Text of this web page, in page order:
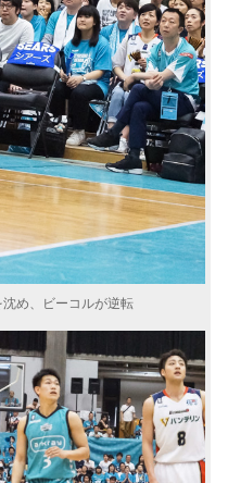
め、ビーコルが逆転